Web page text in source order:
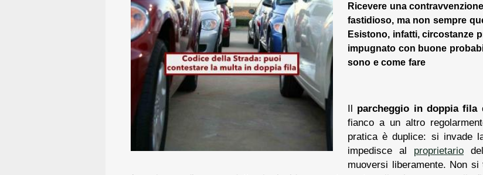
Ricevere una
fastidioso, ma non sempre
Esistono, infatti, circostanze
impugnato con buone
sono e come fare
Il parcheggio in doppia fila
fianco a un altro
pratica è duplice: si invade
impedisce al proprietario
muoversi liberamente. Non